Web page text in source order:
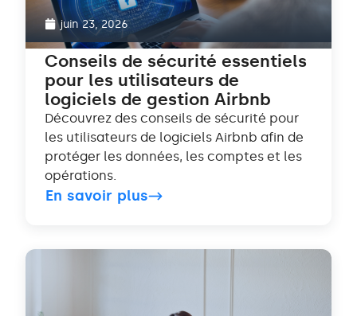
juin 23, 2026
Conseils de sécurité essentiels
pour les utilisateurs de
logiciels de gestion Airbnb
Découvrez des conseils de sécurité pour
les utilisateurs de logiciels Airbnb afin de
protéger les données, les comptes et les
opérations.
En savoir plus